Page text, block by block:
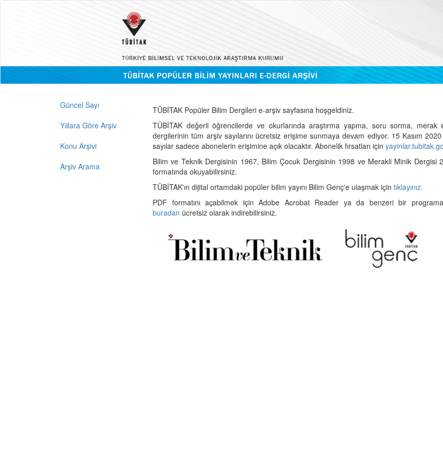
Güncel Sayı
Yıllara Göre Arşiv
Konu Arşivi
Arşiv Arama
TÜBİTAK Popüler Bilim Dergileri e-arşiv sayfasına hoşgeldiniz.
TÜBİTAK değerli öğrencilerde ve okurlarında araştırma yapma, soru sorma,
dergilerinin tüm arşiv sayılarını ücretsiz erişime sunmaya devam ediyor. 15 Kasım
sayılar sadece abonelerin erişimine açık olacaktır. Abonelik fırsatları için
Bilim ve Teknik Dergisinin 1967, Bilim Çocuk Dergisinin 1998 ve Merakli Minik Dergisi
formatında okuyabilirsiniz.
TÜBİTAK'ın dijital ortamdaki popüler bilim yayını Bilim Genç'e ulaşmak için tıklayınız.
PDF formatını açabilmek için Adobe Acrobat Reader ya da benzeri bir programa
buradan ücretsiz olarak indirebilirsiniz.